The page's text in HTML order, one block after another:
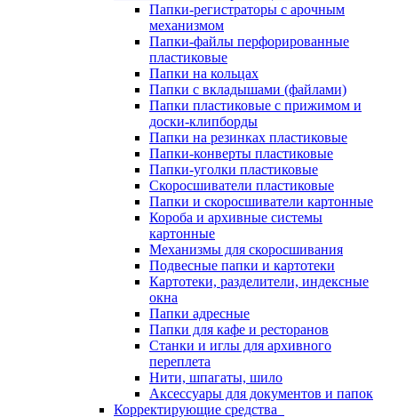
Папки-регистраторы с арочным
механизмом
Папки-файлы перфорированные
пластиковые
Папки на кольцах
Папки с вкладышами (файлами)
Папки пластиковые с прижимом и
доски-клипборды
Папки на резинках пластиковые
Папки-конверты пластиковые
Папки-уголки пластиковые
Скоросшиватели пластиковые
Папки и скоросшиватели картонные
Короба и архивные системы
картонные
Механизмы для скоросшивания
Подвесные папки и картотеки
Картотеки, разделители, индексные
окна
Папки адресные
Папки для кафе и ресторанов
Станки и иглы для архивного
переплета
Нити, шпагаты, шило
Аксессуары для документов и папок
Корректирующие средства